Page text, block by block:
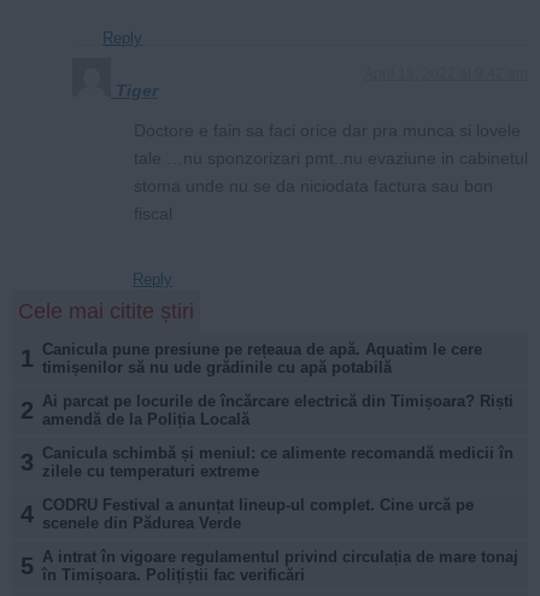
Reply
Tiger
Reply
Cele mai citite știri
1 Canicula pune presiune pe rețeaua de apă. Aquatim le cere
timișenilor să nu ude grădinile cu apă potabilă
2 Ai parcat pe locurile de încărcare electrică din Timișoara? Riști
amendă de la Poliția Locală
3 Canicula schimbă și meniul: ce alimente recomandă medicii în
zilele cu temperaturi extreme
4 CODRU Festival a anunțat lineup-ul complet. Cine urcă pe
scenele din Pădurea Verde
5 A intrat în vigoare regulamentul privind circulația de mare tonaj
în Timișoara. Polițiștii fac verificări